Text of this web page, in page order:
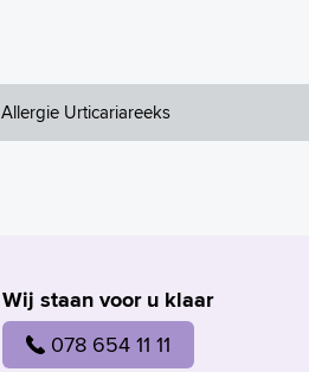
Allergie Urticariareeks
Wij staan voor u klaar
078 654 11 11